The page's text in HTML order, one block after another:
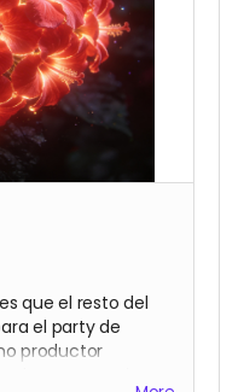
que el resto del
el party de
productor